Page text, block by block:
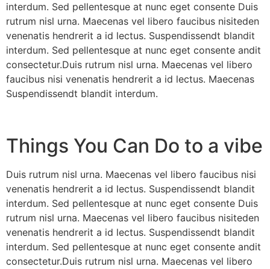
interdum. Sed pellentesque at nunc eget consente Duis
rutrum nisl urna. Maecenas vel libero faucibus nisiteden
venenatis hendrerit a id lectus. Suspendissendt blandit
interdum. Sed pellentesque at nunc eget consente andit
consectetur.Duis rutrum nisl urna. Maecenas vel libero
faucibus nisi venenatis hendrerit a id lectus. Maecenas
Suspendissendt blandit interdum.
Things You Can Do to a vibe
Duis rutrum nisl urna. Maecenas vel libero faucibus nisi
venenatis hendrerit a id lectus. Suspendissendt blandit
interdum. Sed pellentesque at nunc eget consente Duis
rutrum nisl urna. Maecenas vel libero faucibus nisiteden
venenatis hendrerit a id lectus. Suspendissendt blandit
interdum. Sed pellentesque at nunc eget consente andit
consectetur.Duis rutrum nisl urna. Maecenas vel libero